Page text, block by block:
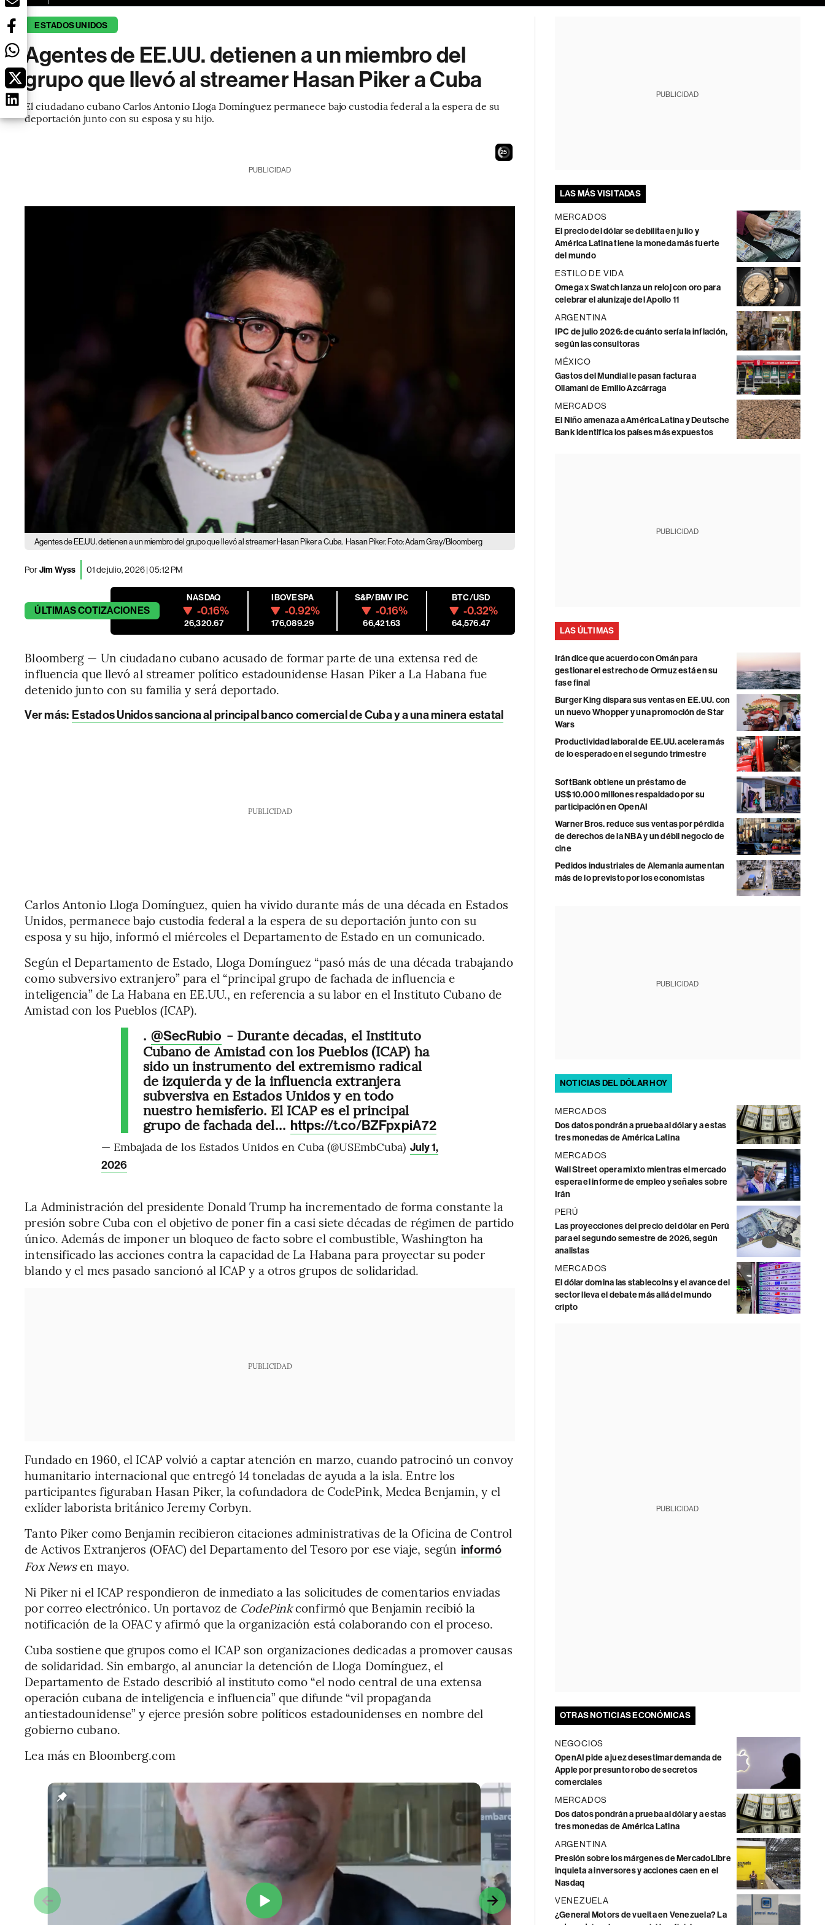
ESTADOS UNIDOS
Agentes de EE.UU. detienen a un miembro del
grupo que llevó al streamer Hasan Piker a Cuba
El ciudadano cubano Carlos Antonio Lloga Domínguez permanece bajo custodia federal a la espera de su
deportación junto con su esposa y su hijo.
23
PUBLICIDAD
Agentes de EE.UU. detienen a un miembro del grupo que llevó al streamer Hasan Piker a Cuba. Hasan Piker. Foto: Adam Gray/Bloomberg
PorJim Wyss 01 de julio, 2026 | 05:12 PM
ÚLTIMASCOTIZACIONES
NASDAQ
-0.16%
26,320.67
IBOVESPA
-0.92%
176,089.29
S&P/BMV IPC
-0.16%
66,421.63
BTC/USD
-0.32%
64,576.47
Bloomberg — Un ciudadano cubano acusado de formar parte de una extensa red de
influencia que llevó al streamer político estadounidense Hasan Piker a La Habana fue
detenido junto con su familia y será deportado.
Ver más: Estados Unidos sanciona al principal banco comercial de Cuba y a una minera estatal
PUBLICIDAD
Carlos Antonio Lloga Domínguez, quien ha vivido durante más de una década en Estados
Unidos, permanece bajo custodia federal a la espera de su deportación junto con su
esposa y su hijo, informó el miércoles el Departamento de Estado en un comunicado.
Según el Departamento de Estado, Lloga Domínguez “pasó más de una década trabajando
como subversivo extranjero” para el “principal grupo de fachada de influencia e
inteligencia” de La Habana en EE.UU., en referencia a su labor en el Instituto Cubano de
Amistad con los Pueblos (ICAP).
. @SecRubio - Durante décadas, el Instituto
Cubano de Amistad con los Pueblos (ICAP) ha
sido un instrumento del extremismo radical
de izquierda y de la influencia extranjera
subversiva en Estados Unidos y en todo
nuestro hemisferio. El ICAP es el principal
grupo de fachada del… https://t.co/BZFpxpiA72
— Embajada de los Estados Unidos en Cuba (@USEmbCuba) July 1,
2026
La Administración del presidente Donald Trump ha incrementado de forma constante la
presión sobre Cuba con el objetivo de poner fin a casi siete décadas de régimen de partido
único. Además de imponer un bloqueo de facto sobre el combustible, Washington ha
intensificado las acciones contra la capacidad de La Habana para proyectar su poder
blando y el mes pasado sancionó al ICAP y a otros grupos de solidaridad.
PUBLICIDAD
Fundado en 1960, el ICAP volvió a captar atención en marzo, cuando patrocinó un convoy
humanitario internacional que entregó 14 toneladas de ayuda a la isla. Entre los
participantes figuraban Hasan Piker, la cofundadora de CodePink, Medea Benjamin, y el
exlíder laborista británico Jeremy Corbyn.
Tanto Piker como Benjamin recibieron citaciones administrativas de la Oficina de Control
de Activos Extranjeros (OFAC) del Departamento del Tesoro por ese viaje, según informó
Fox Newsen mayo.
Ni Piker ni el ICAP respondieron de inmediato a las solicitudes de comentarios enviadas
por correo electrónico. Un portavoz de CodePinkconfirmó que Benjamin recibió la
notificación de la OFAC y afirmó que la organización está colaborando con el proceso.
Cuba sostiene que grupos como el ICAP son organizaciones dedicadas a promover causas
de solidaridad. Sin embargo, al anunciar la detención de Lloga Domínguez, el
Departamento de Estado describió al instituto como “el nodo central de una extensa
operación cubana de inteligencia e influencia” que difunde “vil propaganda
antiestadounidense” y ejerce presión sobre políticos estadounidenses en nombre del
gobierno cubano.
Lea más en Bloomberg.com
PUBLICIDAD
LAS MÁS VISITADAS
MERCADOS
El precio del dólar se debilita en julio y
América Latina tiene la moneda más fuerte
del mundo
ESTILO DE VIDA
Omega x Swatch lanza un reloj con oro para
celebrar el alunizaje del Apollo 11
ARGENTINA
IPC de julio 2026: de cuánto sería la inflación,
según las consultoras
MÉXICO
Gastos del Mundial le pasan factura a
Ollamani de Emilio Azcárraga
MERCADOS
El Niño amenaza a América Latina y Deutsche
Bank identifica los países más expuestos
PUBLICIDAD
LAS ÚLTIMAS
Irán dice que acuerdo con Omán para
gestionar el estrecho de Ormuz está en su
fase final
Burger King dispara sus ventas en EE.UU. con
un nuevo Whopper y una promoción de Star
Wars
Productividad laboral de EE.UU. acelera más
de lo esperado en el segundo trimestre
SoftBank obtiene un préstamo de
US$10.000 millones respaldado por su
participación en OpenAI
Warner Bros. reduce sus ventas por pérdida
de derechos de la NBA y un débil negocio de
cine
Pedidos industriales de Alemania aumentan
más de lo previsto por los economistas
PUBLICIDAD
NOTICIAS DEL DÓLAR HOY
MERCADOS
Dos datos pondrán a prueba al dólar y a estas
tres monedas de América Latina
MERCADOS
Wall Street opera mixto mientras el mercado
espera el informe de empleo y señales sobre
Irán
PERÚ
Las proyecciones del precio del dólar en Perú
para el segundo semestre de 2026, según
analistas
MERCADOS
El dólar domina las stablecoins y el avance del
sector lleva el debate más allá del mundo
cripto
PUBLICIDAD
OTRAS NOTICIAS ECONÓMICAS
NEGOCIOS
OpenAI pide a juez desestimar demanda de
Apple por presunto robo de secretos
comerciales
MERCADOS
Dos datos pondrán a prueba al dólar y a estas
tres monedas de América Latina
ARGENTINA
Presión sobre los márgenes de MercadoLibre
inquieta a inversores y acciones caen en el
Nasdaq
VENEZUELA
¿General Motors de vuelta en Venezuela? La